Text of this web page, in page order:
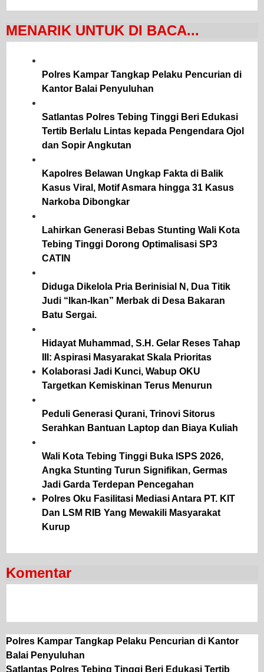
MENARIK UNTUK DI BACA...
Polres Kampar Tangkap Pelaku Pencurian di
Kantor Balai Penyuluhan
Satlantas Polres Tebing Tinggi Beri Edukasi
Tertib Berlalu Lintas kepada Pengendara Ojol
dan Sopir Angkutan
Kapolres Belawan Ungkap Fakta di Balik
Kasus Viral, Motif Asmara hingga 31 Kasus
Narkoba Dibongkar
Lahirkan Generasi Bebas Stunting Wali Kota
Tebing Tinggi Dorong Optimalisasi SP3
CATIN
Diduga Dikelola Pria Berinisial N, Dua Titik
Judi “Ikan-Ikan” Merbak di Desa Bakaran
Batu Sergai.
Hidayat Muhammad, S.H. Gelar Reses Tahap
III: Aspirasi Masyarakat Skala Prioritas
Kolaborasi Jadi Kunci, Wabup OKU
Targetkan Kemiskinan Terus Menurun
Peduli Generasi Qurani, Trinovi Sitorus
Serahkan Bantuan Laptop dan Biaya Kuliah
Wali Kota Tebing Tinggi Buka ISPS 2026,
Angka Stunting Turun Signifikan, Germas
Jadi Garda Terdepan Pencegahan
Polres Oku Fasilitasi Mediasi Antara PT. KIT
Dan LSM RIB Yang Mewakili Masyarakat
Kurup
Komentar
Polres Kampar Tangkap Pelaku Pencurian di Kantor
Balai Penyuluhan
Satlantas Polres Tebing Tinggi Beri Edukasi Tertib